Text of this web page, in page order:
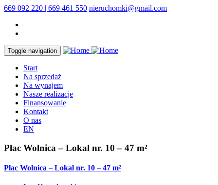
669 092 220 | 669 461 550 nieruchomki@gmail.com
Toggle navigation
Start
Na sprzedaż
Na wynajem
Nasze realizacje
Finansowanie
Kontakt
O nas
EN
Plac Wolnica – Lokal nr. 10 – 47 m²
Plac Wolnica – Lokal nr. 10 – 47 m²